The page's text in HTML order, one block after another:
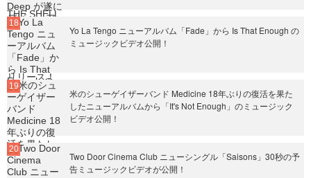
Yo La Tengo ニューアルバム「Fade」から Is That Enough の
ミュージックビデオ公開！
米のシューゲイザーバンド Medicine 18年ぶりの復活を果た
したニューアルバムから「It's Not Enough」のミュージック
ビデオ公開！
Two Door Cinema Club ニューシングル「Saisons」30秒の予
告ミュージックビデオが公開！